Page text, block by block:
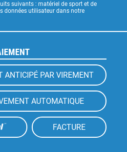
suivants : matériel de sport et de
données utilisateur dans notre
ANTICIPÉ PAR VIREMENT
AUTOMATIQUE
FACTURE